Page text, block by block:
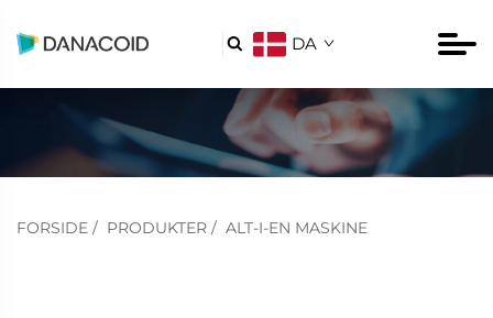
 DA
FORSIDE / PRODUKTER / ALT-I-EN MASKINE